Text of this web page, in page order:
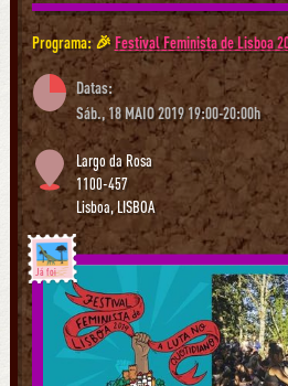
Programa: 🎉Festival Feminista de Lisboa
Datas:
Sáb., 18 MAIO 2019 19:00-20:00h
Largo da Rosa
1100-457
Lisboa,LISBOA
Já foi